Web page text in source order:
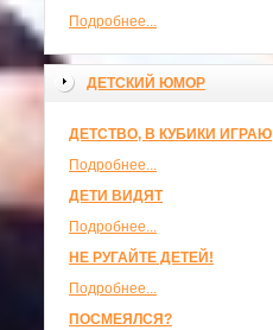
Подробнее...
ДЕТСКИЙ ЮМОР
ДЕТСТВО, В КУБИКИ ИГРАЮ
Подробнее...
ДЕТИ ВИДЯТ
Подробнее...
НЕ РУГАЙТЕ ДЕТЕЙ!
Подробнее...
ПОСМЕЯЛСЯ?